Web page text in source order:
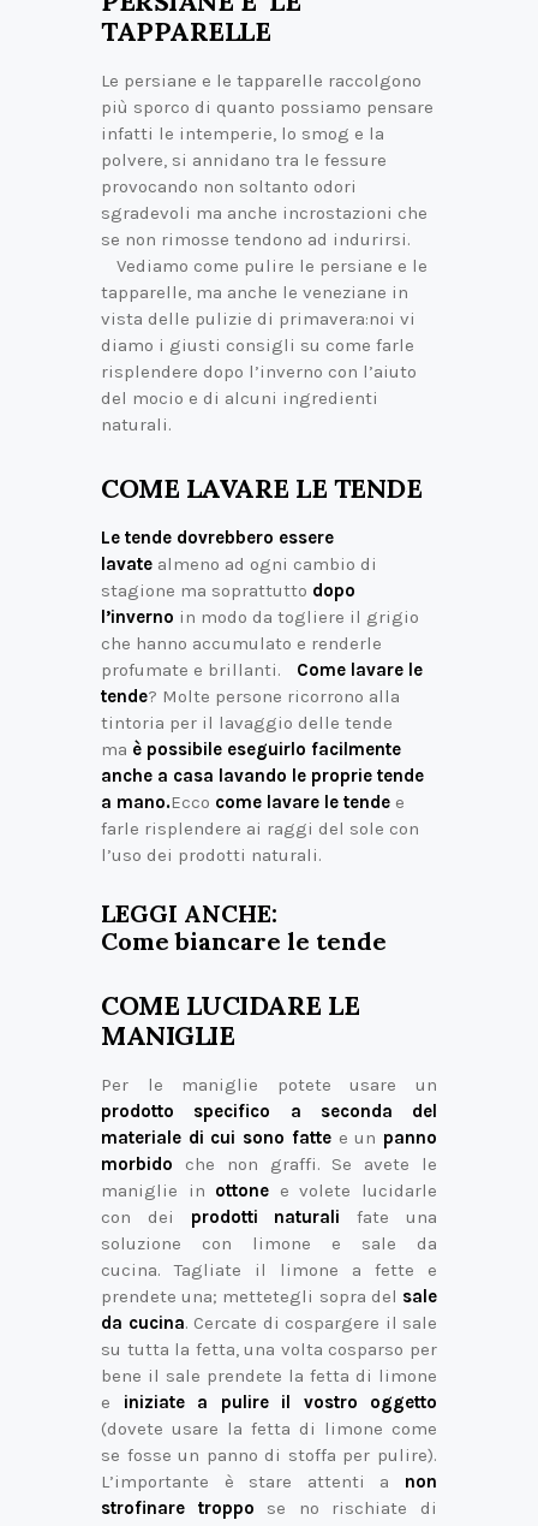
TAPPARELLE
Le persiane e le tapparelle raccolgono
più sporco di quanto possiamo pensare
infatti le intemperie, lo smog e la
polvere, si annidano tra le fessure
provocando non soltanto odori
sgradevoli ma anche incrostazioni che
se non rimosse tendono ad indurirsi.
Vediamo come pulire le persiane e le
tapparelle, ma anche le veneziane in
vista delle pulizie di primavera:noi vi
diamo i giusti consigli su come farle
risplendere dopo l’inverno con l’aiuto
del mocio e di alcuni ingredienti
naturali.
COME LAVARE LE TENDE
Le tende dovrebbero essere
lavate almeno ad ogni cambio di
stagione ma soprattutto dopo
l’inverno in modo da togliere il grigio
che hanno accumulato e renderle
profumate e brillanti. Come lavare le
tende? Molte persone ricorrono alla
tintoria per il lavaggio delle tende
ma è possibile eseguirlo facilmente
anche a casa lavando le proprie tende
a mano.Ecco come lavare le tende e
farle risplendere ai raggi del sole con
l’uso dei prodotti naturali.
LEGGI ANCHE:
Come biancare le tende
COME LUCIDARE LE
MANIGLIE
Per le maniglie potete usare un
prodotto specifico a seconda del
materiale di cui sono fatte e un panno
morbido che non graffi. Se avete le
maniglie in ottone e volete lucidarle
con dei prodotti naturalifate una
soluzione con limone e sale da
cucina. Tagliate il limone a fette e
prendete una; mettetegli sopra del sale
da cucina. Cercate di cospargere il sale
su tutta la fetta, una volta cosparso per
bene il sale prendete la fetta di limone
e iniziate a pulire il vostro oggetto
(dovete usare la fetta di limone come
se fosse un panno di stoffa per pulire).
L’importante è stare attenti a non
strofinare troppo se no rischiate di